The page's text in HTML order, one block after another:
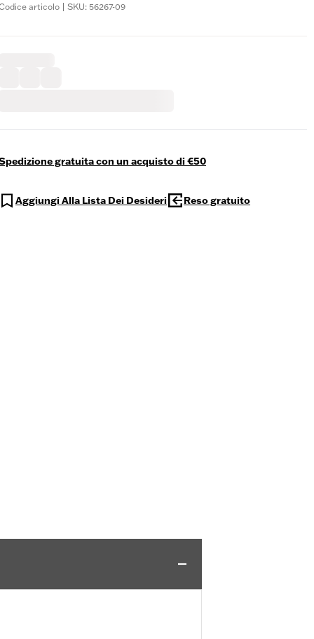
articolo | SKU: 56267-09
gratuita con un acquisto di €50
Aggiungi Alla Lista Dei Desideri Reso gratuito